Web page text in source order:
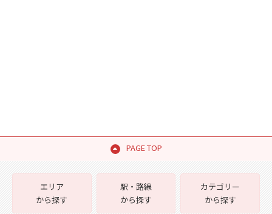
PAGE TOP
エリア
から探す
駅・路線
から探す
カテゴリー
から探す